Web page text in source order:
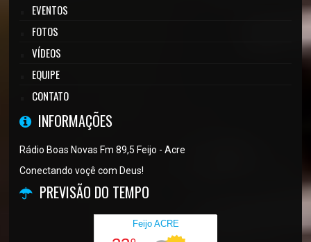
EVENTOS
FOTOS
VÍDEOS
EQUIPE
CONTATO
INFORMAÇÕES
Rádio Boas Novas Fm 89,5 Feijo - Acre
Conectando voçê com Deus!
PREVISÃO DO TEMPO